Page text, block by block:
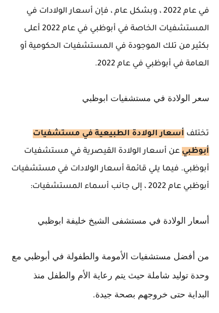
في عام 2022 ، وبشكل عام ، فإن أسعار الولادات في
المستشفيات الخاصة في أبوظبي في عام 2022 أعلى
بكثير من تلك الموجودة في المستشفيات الحكومية أو
العامة في أبوظبي في عام 2022.
سعر الولادة في مستشفيات ابوظبي
تختلف أسعار الولادة الطبيعية في مستشفيات
أبوظبي عن أسعار الولادة القيصرية في مستشفيات
أبوظبي. فيما يلي قائمة أسعار الولادات في مستشفيات
أبوظبي عام 2022 ، إلى جانب أسماء المستشفيات:
أسعار الولادة في مستشفى الشيخ خليفة ابوظبي
من أفضل مستشفيات الأمومة والطفولة في أبوظبي مع
وحدة توليد شاملة حيث يتم رعاية الأم والطفل منذ
البداية حتى خروجهم بصحة جيدة.